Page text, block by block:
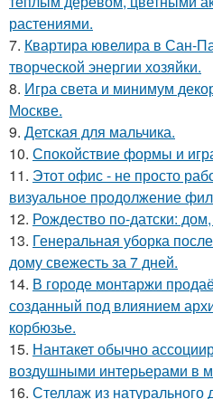
растениями.
7. Квартира ювелира в Сан-
творческой энергии хозяйки.
8. Игра света и минимум
Москве.
9. Детская для мальчика.
10. Спокойствие формы и
11. Этот офис - не просто
визуальное продолжение
12. Рождество по-датски:
13. Генеральная уборка
дому свежесть за 7 дней.
14. В городе монтаржи
созданный под влиянием
корбюзье.
15. Нантакет обычно
воздушными интерьерами в
16. Стеллаж из натурального